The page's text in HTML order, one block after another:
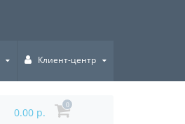
Клиент-центр
0.00 р.
0